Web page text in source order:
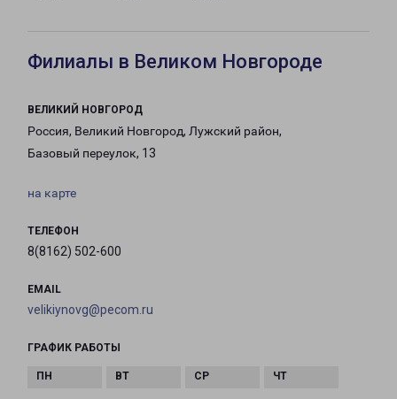
Филиалы в Великом Новгороде
ВЕЛИКИЙ НОВГОРОД
Россия, Великий Новгород, Лужский район,
Базовый переулок, 13
на карте
ТЕЛЕФОН
8(8162) 502-600
EMAIL
velikiynovg@pecom.ru
ГРАФИК РАБОТЫ